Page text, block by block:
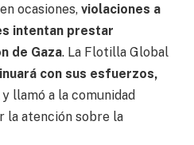
ocasiones, violaciones a
intentan prestar
de Gaza. La Flotilla Global
con sus esfuerzos,
y llamó a la comunidad
la atención sobre la